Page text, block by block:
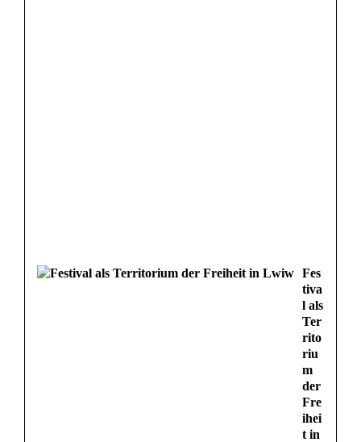
Fes
tiva
l als
Ter
rito
riu
m
der
Fre
ihei
t in